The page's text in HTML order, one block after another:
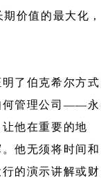
价值的最大化，
了伯克希尔方式
何管理公司——永
他在重要的地
他无须将时间和
的演示讲解或财